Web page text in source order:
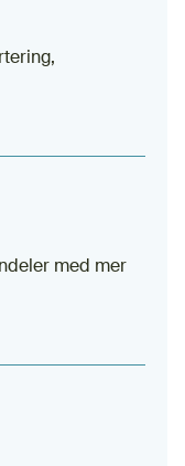
med mer